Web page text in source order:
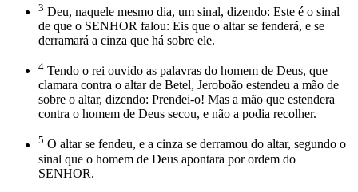
3 Deu, naquele mesmo dia, um sinal, dizendo: Este é o sinal
de que o SENHOR falou: Eis que o altar se fenderá, e se
derramará a cinza que há sobre ele.
4 Tendo o rei ouvido as palavras do homem de Deus, que
clamara contra o altar de Betel, Jeroboão estendeu a mão de
sobre o altar, dizendo: Prendei-o! Mas a mão que estendera
contra o homem de Deus secou, e não a podia recolher.
5 O altar se fendeu, e a cinza se derramou do altar, segundo o
sinal que o homem de Deus apontara por ordem do
SENHOR.